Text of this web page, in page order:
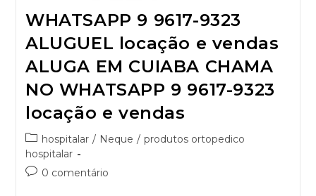
WHATSAPP 9 9617-9323
ALUGUEL locação e vendas
ALUGA EM CUIABA CHAMA
NO WHATSAPP 9 9617-9323
locação e vendas
hospitalar / Neque / produtos ortopedico
hospitalar
0 comentário